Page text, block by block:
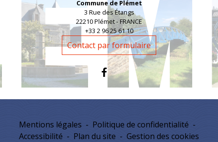
Commune de Plémet
3 Rue des Étangs
22210 Plémet - FRANCE
+33 2 96 25 61 10
Contact par formulaire
Mentions légales - Politique de confidentialité -
Accessibilité - Plan du site - Gestion des cookies